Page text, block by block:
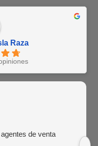
Raza
de venta